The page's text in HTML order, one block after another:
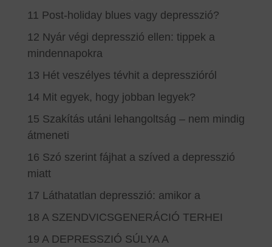
11 Post-holiday blues vagy depresszió?
12 Nyár végi depresszió ellen: tippek a
mindennapokra
13 Hét veszélyes tévhit a depresszióról
14 Mit egyek, hogy jobban legyek?
15 Szakítás utáni lehangoltság – nem mindig
átmeneti
16 Szó szerint fájhat a szíved a depresszió
miatt
17 Láthatatlan depresszió: amikor a
18 A SZENDVICSGENERÁCIÓ TERHEI
19 A DEPRESSZIÓ SÚLYA A